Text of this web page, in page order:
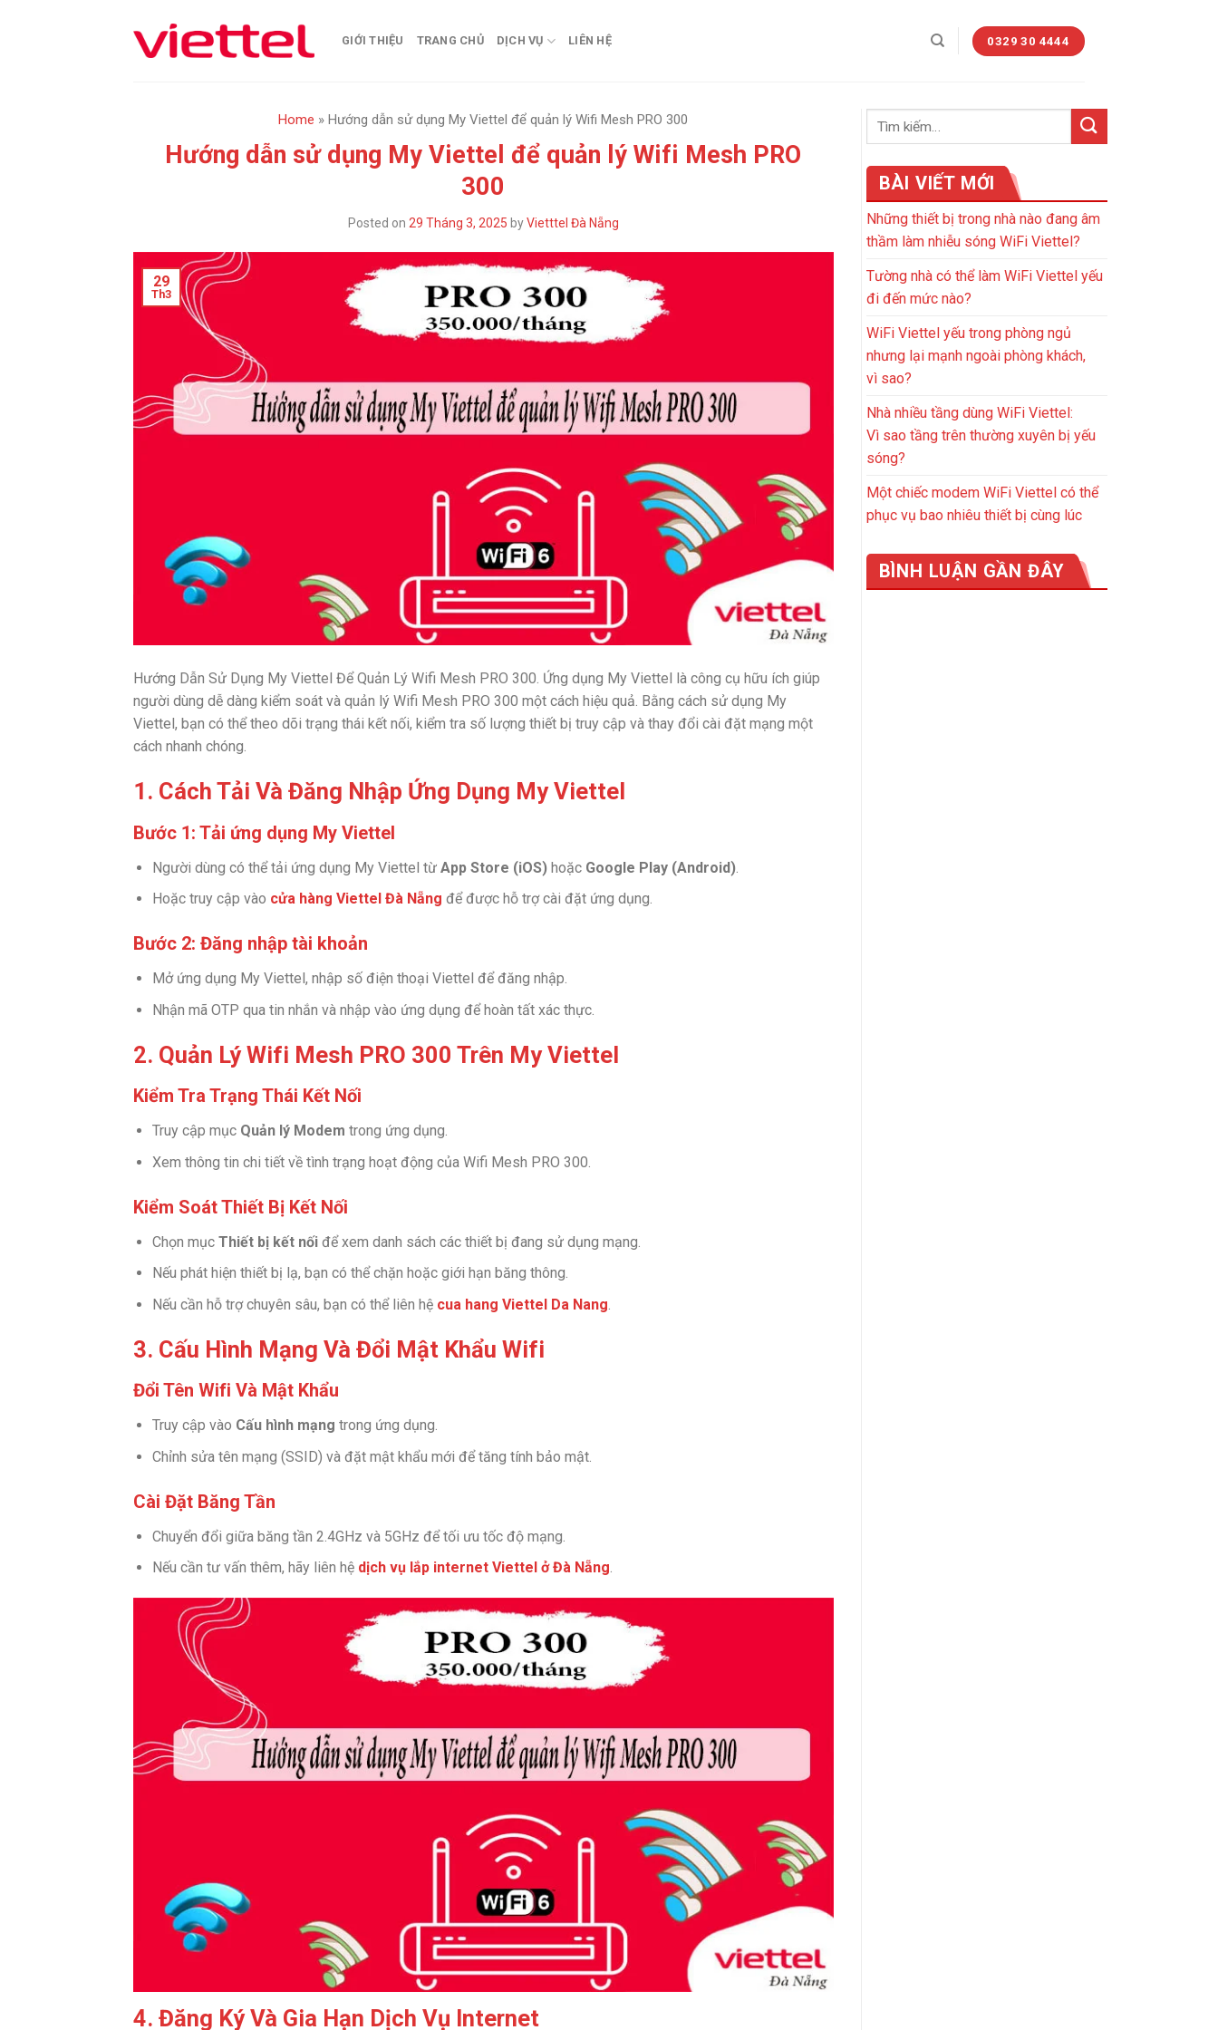
GIỚI THIỆU TRANG CHỦ DỊCH VỤ LIÊN HỆ 0329 30 4444
Home »Hướng dẫn sử dụng My Viettel để quản lý Wifi Mesh PRO 300
Hướng dẫn sử dụng My Viettel để quản lý Wifi Mesh PRO
300
Posted on 29 Tháng 3, 2025 byVietttel Đà Nẵng
29
Th3
Hướng Dẫn Sử Dụng My Viettel Để Quản Lý Wifi Mesh PRO 300. Ứng dụng My Viettel là công cụ hữu ích giúp
người dùng dễ dàng kiểm soát và quản lý Wifi Mesh PRO 300 một cách hiệu quả. Bằng cách sử dụng My
Viettel, bạn có thể theo dõi trạng thái kết nối, kiểm tra số lượng thiết bị truy cập và thay đổi cài đặt mạng một
cách nhanh chóng.
1. Cách Tải Và Đăng Nhập Ứng Dụng My Viettel
Bước 1: Tải ứng dụng My Viettel
Người dùng có thể tải ứng dụng My Viettel từ App Store (iOS)hoặc Google Play (Android).
Hoặc truy cập vào cửa hàng Viettel Đà Nẵng để được hỗ trợ cài đặt ứng dụng.
Bước 2: Đăng nhập tài khoản
Mở ứng dụng My Viettel, nhập số điện thoại Viettel để đăng nhập.
Nhận mã OTP qua tin nhắn và nhập vào ứng dụng để hoàn tất xác thực.
2. Quản Lý Wifi Mesh PRO 300 Trên My Viettel
Kiểm Tra Trạng Thái Kết Nối
Truy cập mục Quản lý Modem trong ứng dụng.
Xem thông tin chi tiết về tình trạng hoạt động của Wifi Mesh PRO 300.
Kiểm Soát Thiết Bị Kết Nối
Chọn mục Thiết bị kết nốiđể xem danh sách các thiết bị đang sử dụng mạng.
Nếu phát hiện thiết bị lạ, bạn có thể chặn hoặc giới hạn băng thông.
Nếu cần hỗ trợ chuyên sâu, bạn có thể liên hệ cua hang Viettel Da Nang.
3. Cấu Hình Mạng Và Đổi Mật Khẩu Wifi
Đổi Tên Wifi Và Mật Khẩu
Truy cập vào Cấu hình mạng trong ứng dụng.
Chỉnh sửa tên mạng (SSID) và đặt mật khẩu mới để tăng tính bảo mật.
Cài Đặt Băng Tần
Chuyển đổi giữa băng tần 2.4GHz và 5GHz để tối ưu tốc độ mạng.
Nếu cần tư vấn thêm, hãy liên hệ dịch vụ lắp internet Viettel ở Đà Nẵng.
4. Đăng Ký Và Gia Hạn Dịch Vụ Internet
BÀI VIẾT MỚI
Những thiết bị trong nhà nào đang âm
thầm làm nhiễu sóng WiFi Viettel?
Tường nhà có thể làm WiFi Viettel yếu
đi đến mức nào?
WiFi Viettel yếu trong phòng ngủ
nhưng lại mạnh ngoài phòng khách,
vì sao?
Nhà nhiều tầng dùng WiFi Viettel:
Vì sao tầng trên thường xuyên bị yếu
sóng?
Một chiếc modem WiFi Viettel có thể
phục vụ bao nhiêu thiết bị cùng lúc
BÌNH LUẬN GẦN ĐÂY